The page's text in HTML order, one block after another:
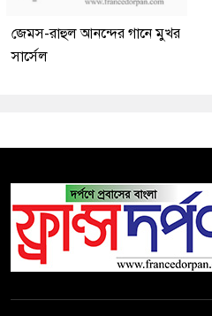
জেমস-রাহুল আনন্দের গানে মুখর
সার্সেল